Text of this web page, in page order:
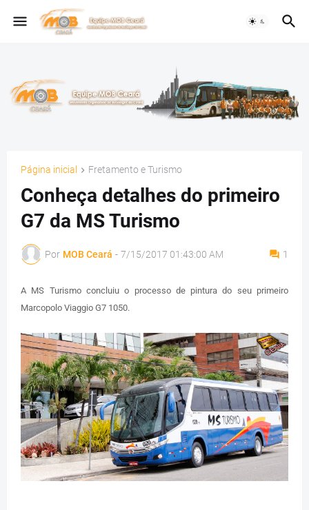
Página inicial Fretamento e Turismo
Conheça detalhes do primeiro
G7 da MS Turismo
Por MOB Ceará - 7/15/2017 01:43:00 AM 1
A MS Turismo concluiu o processo de pintura do seu primeiro
Marcopolo Viaggio G7 1050.